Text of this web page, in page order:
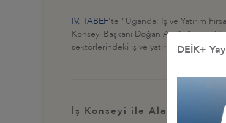
IV. TABEF'te "Uganda: İş ve Yatırım
Konseyi Başkanı Doğan Ali Doğan ve
sektörlerindeki iş ve yatırım fırsatları ele
İş Konseyi ile Alakalı
DEİK+